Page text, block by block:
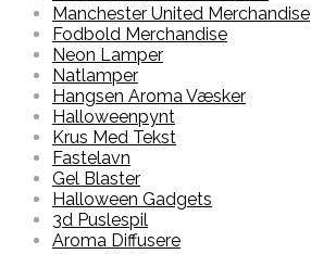
Manchester United Merchandise
Fodbold Merchandise
Neon Lamper
Natlamper
Hangsen Aroma Væsker
Halloweenpynt
Krus Med Tekst
Fastelavn
Gel Blaster
Halloween Gadgets
3d Puslespil
Aroma Diffusere